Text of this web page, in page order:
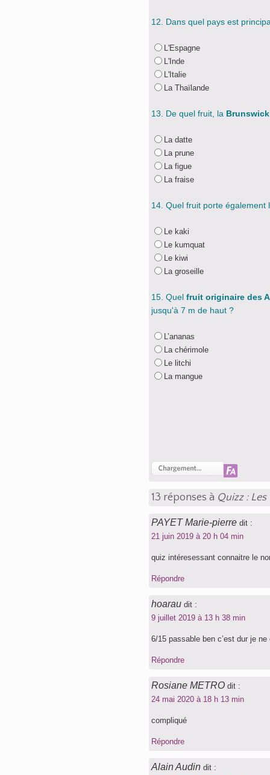
12. Dans quel pays est
L'Espagne
L'Inde
L'Italie
La Thaïlande
13. De quel fruit, la Brunswick
La datte
La prune
La figue
La fraise
14. Quel fruit porte
Le kaki
Le kumquat
Le kiwi
La groseille
15. Quel fruit originaire des
jusqu'à 7 m de haut ?
L’ananas
La chérimole
Le litchi
La mangue
13 réponses à Quizz :
PAYET Marie-pierre dit :
21 juin 2019 à 20 h 04 min
quiz intéresessant connaitre le
Répondre
hoarau dit :
9 juillet 2019 à 13 h 38 min
6/15 passable ben c’est dur je
Répondre
Rosiane METRO dit :
24 mai 2020 à 18 h 13 min
compliqué
Répondre
Alain Audin dit :